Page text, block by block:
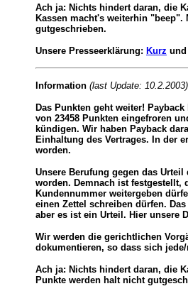
Ach ja: Nichts hindert daran, die
Kassen macht's weiterhin
gutgeschrieben.
Unsere Presseerklärung: Kurz und
Information (last Update: 10.2.2003)
Das Punkten geht weiter!
von 23458 Punkten eingefroren
kündigen. Wir haben Payback
Einhaltung des Vertrages. In der
worden.
Unsere Berufung gegen das
worden. Demnach ist festgestellt,
Kundennummer weitergeben
einen Zettel schreiben dürfen.
aber es ist ein Urteil. Hier unsere
Wir werden die gerichtlichen
dokumentieren, so dass sich
Ach ja: Nichts hindert daran, die
Punkte werden halt nicht